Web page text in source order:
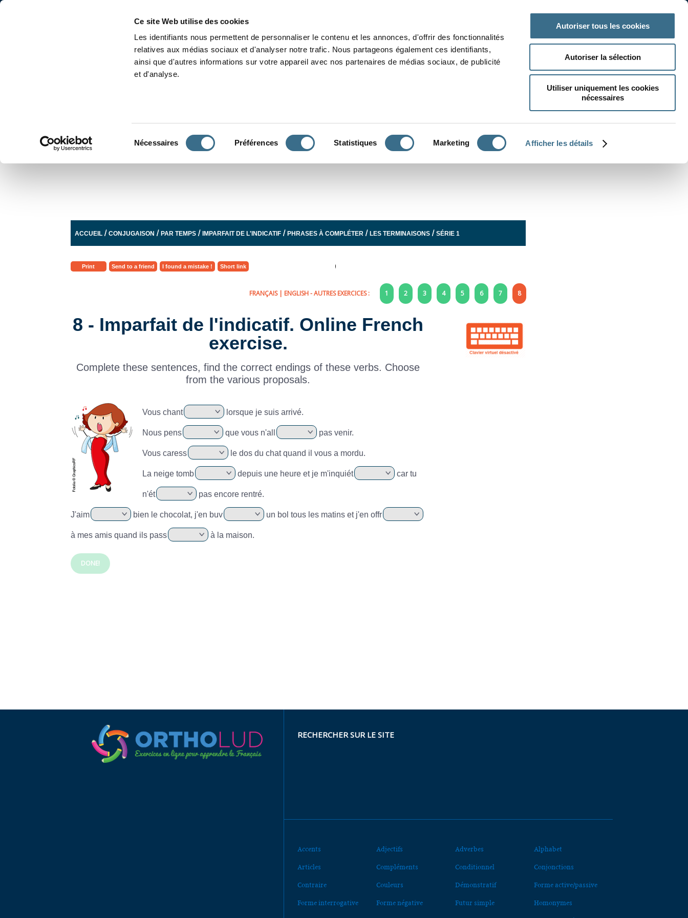
Ce site Web utilise des cookies
Les identifiants nous permettent de personnaliser le contenu et les annonces, d'offrir des fonctionnalités
relatives aux médias sociaux et d'analyser notre trafic. Nous partageons également ces identifiants,
ainsi que d'autres informations sur votre appareil avec nos partenaires de médias sociaux, de publicité
et d'analyse.
Nécessaires Préférences Statistiques Marketing Afficher les détails
Autoriser tous les cookies
Autoriser la sélection
Utiliser uniquement les cookies
nécessaires
ACCUEIL /CONJUGAISON /PAR TEMPS / IMPARFAIT DE L'INDICATIF /PHRASES À COMPLÉTER /LES TERMINAISONS /SÉRIE 1
Print Send to a friend I found a mistake ! Short link
FRANÇAIS| ENGLISH- AUTRES EXERCICES : 1 2 3 4 5 6 7 8
8 - Imparfait de l'indicatif. Online French
exercise.
Complete these sentences, find the correct endings of these verbs. Choose
from the various proposals.
Vous chant lorsque je suis arrivé.
Nous pens que vous n'all pas venir.
Vous caress le dos du chat quand il vous a mordu.
La neige tomb depuis une heure et je m'inquiét car tu
n'ét pas encore rentré.
J'aim bien le chocolat, j'en buv un bol tous les matins et j'en offr
à mes amis quand ils pass à la maison.
DONE!
RECHERCHER SUR LE SITE
Accents Adjectifs Adverbes Alphabet
Articles Compléments Conditionnel Conjonctions
Contraire Couleurs Démonstratif Forme active/passive
Forme interrogative Forme négative Futur simple Homonymes